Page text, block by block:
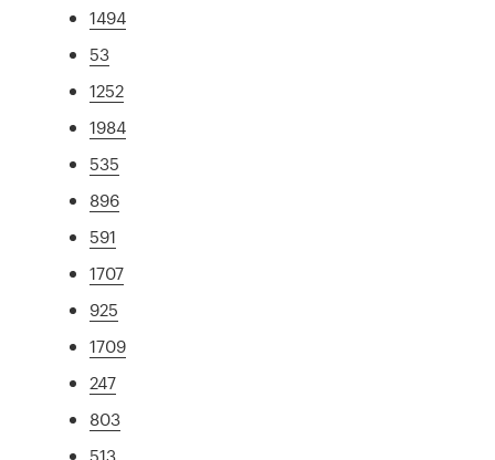
1494
53
1252
1984
535
896
591
1707
925
1709
247
803
513